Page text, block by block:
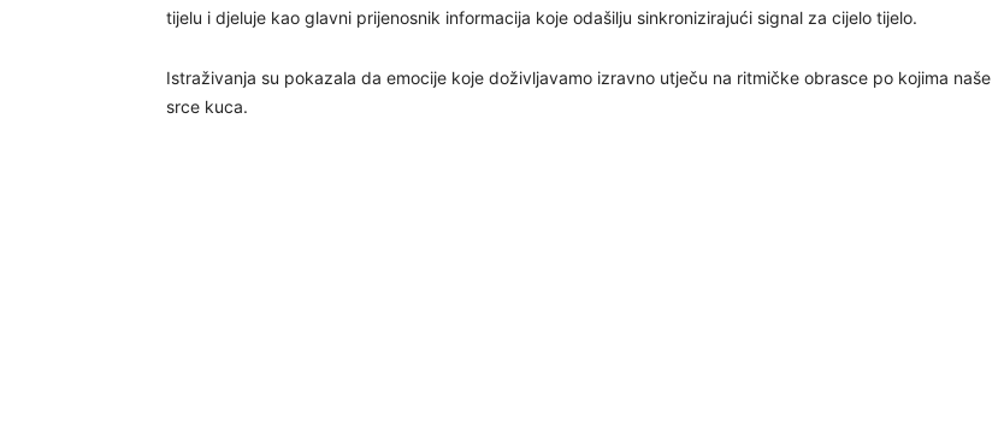
tijelu i djeluje kao glavni prijenosnik informacija koje odašilju sinkronizirajući signal za cijelo tijelo.
Istraživanja su pokazala da emocije koje doživljavamo izravno utječu na ritmičke obrasce po kojima naše
srce kuca.